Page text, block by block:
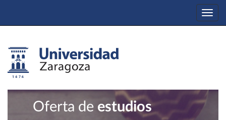
Oferta de estudios